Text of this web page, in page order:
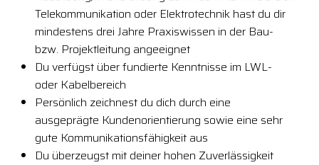
Telekommunikation oder Elektrotechnik hast du dir
mindestens drei Jahre Praxiswissen in der Bau-
bzw. Projektleitung angeeignet
Du verfügst über fundierte Kenntnisse im LWL-
oder Kabelbereich
Persönlich zeichnest du dich durch eine
ausgeprägte Kundenorientierung sowie eine sehr
gute Kommunikationsfähigkeit aus
Du überzeugst mit deiner hohen Zuverlässigkeit